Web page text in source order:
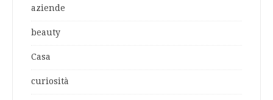
aziende
beauty
Casa
curiosità